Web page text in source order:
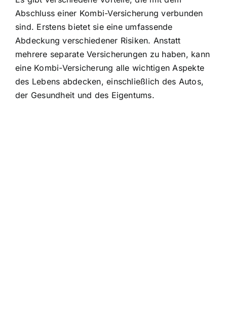
Abschluss einer Kombi-Versicherung verbunden
sind. Erstens bietet sie eine umfassende
Abdeckung verschiedener Risiken. Anstatt
mehrere separate Versicherungen zu haben, kann
eine Kombi-Versicherung alle wichtigen Aspekte
des Lebens abdecken, einschließlich des Autos,
der Gesundheit und des Eigentums.